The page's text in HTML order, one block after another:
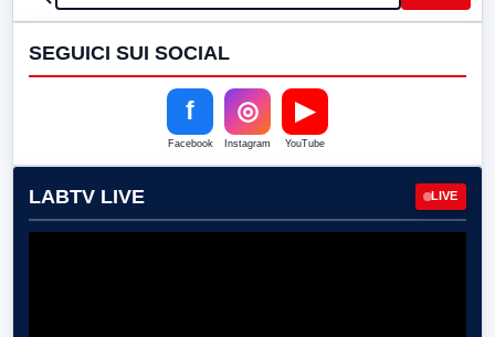
SEGUICI SUI SOCIAL
f
Facebook
◎
Instagram
▶
YouTube
LABTV LIVE LIVE